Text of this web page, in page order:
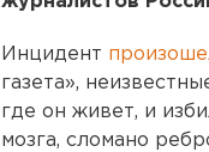
Инцидент
газета»,
где он живет, и
мозга, сломано